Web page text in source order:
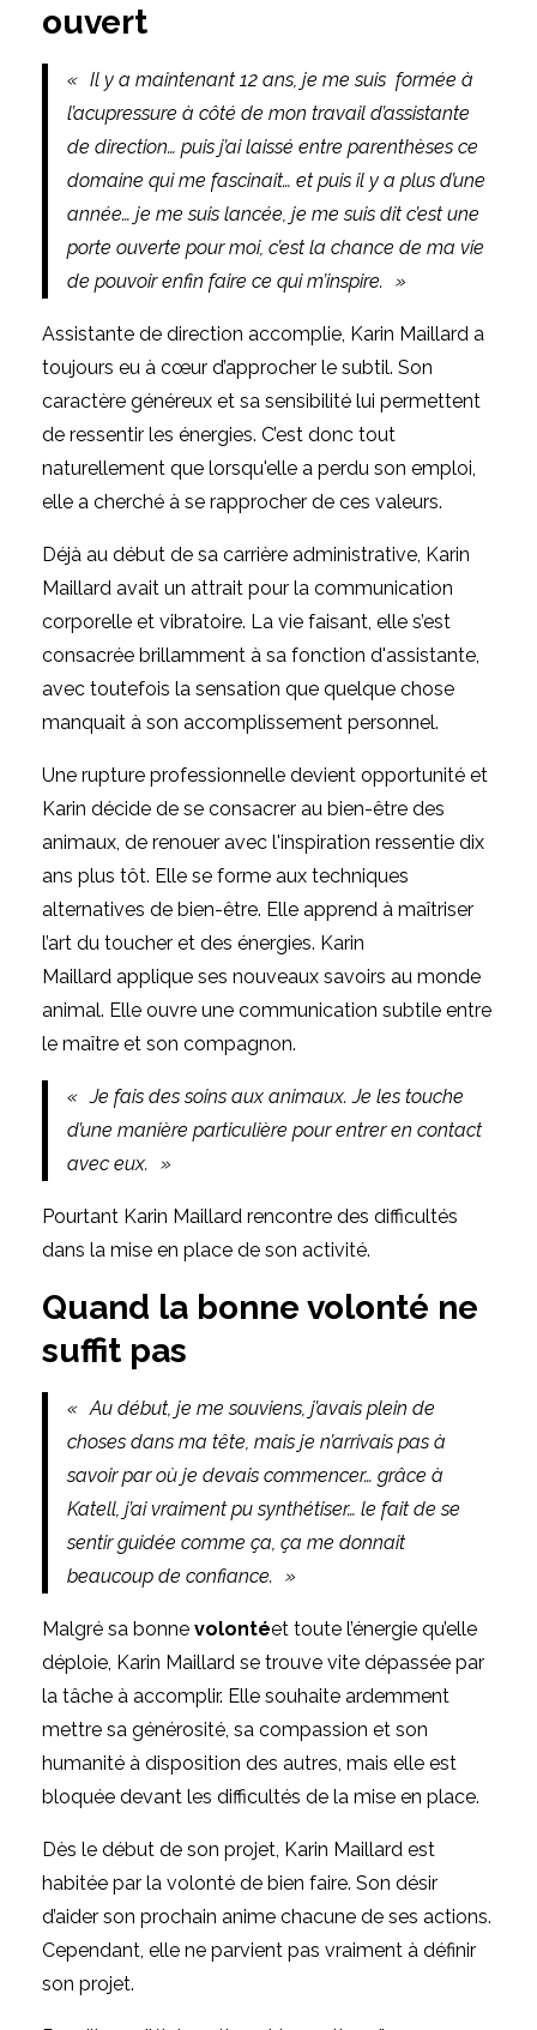
ouvert
« Il y a maintenant 12 ans, je me suis formée à
l’acupressure à côté de mon travail d’assistante
de direction… puis j’ai laissé entre parenthèses ce
domaine qui me fascinait… et puis il y a plus d’une
année… je me suis lancée, je me suis dit c’est une
porte ouverte pour moi, c’est la chance de ma vie
de pouvoir enfin faire ce qui m’inspire. »
Assistante de direction accomplie, Karin Maillard a
toujours eu à cœur d’approcher le subtil. Son
caractère généreux et sa sensibilité lui permettent
de ressentir les énergies. C’est donc tout
naturellement que lorsqu'elle a perdu son emploi,
elle a cherché à se rapprocher de ces valeurs.
Déjà au début de sa carrière administrative, Karin
Maillard avait un attrait pour la communication
corporelle et vibratoire. La vie faisant, elle s’est
consacrée brillamment à sa fonction d'assistante,
avec toutefois la sensation que quelque chose
manquait à son accomplissement personnel.
Une rupture professionnelle devient opportunité et
Karin décide de se consacrer au bien-être des
animaux, de renouer avec l'inspiration ressentie dix
ans plus tôt. Elle se forme aux techniques
alternatives de bien-être. Elle apprend à maîtriser
l’art du toucher et des énergies. Karin
Maillard applique ses nouveaux savoirs au monde
animal. Elle ouvre une communication subtile entre
le maître et son compagnon.
« Je fais des soins aux animaux. Je les touche
d’une manière particulière pour entrer en contact
avec eux. »
Pourtant Karin Maillard rencontre des difficultés
dans la mise en place de son activité.
Quand la bonne volonté ne
suffit pas
« Au début, je me souviens, j’avais plein de
choses dans ma tête, mais je n’arrivais pas à
savoir par où je devais commencer… grâce à
Katell, j’ai vraiment pu synthétiser… le fait de se
sentir guidée comme ça, ça me donnait
beaucoup de confiance. »
Malgré sa bonne volontéet toute l’énergie qu’elle
déploie, Karin Maillard se trouve vite dépassée par
la tâche à accomplir. Elle souhaite ardemment
mettre sa générosité, sa compassion et son
humanité à disposition des autres, mais elle est
bloquée devant les difficultés de la mise en place.
Dès le début de son projet, Karin Maillard est
habitée par la volonté de bien faire. Son désir
d’aider son prochain anime chacune de ses actions.
Cependant, elle ne parvient pas vraiment à définir
son projet.